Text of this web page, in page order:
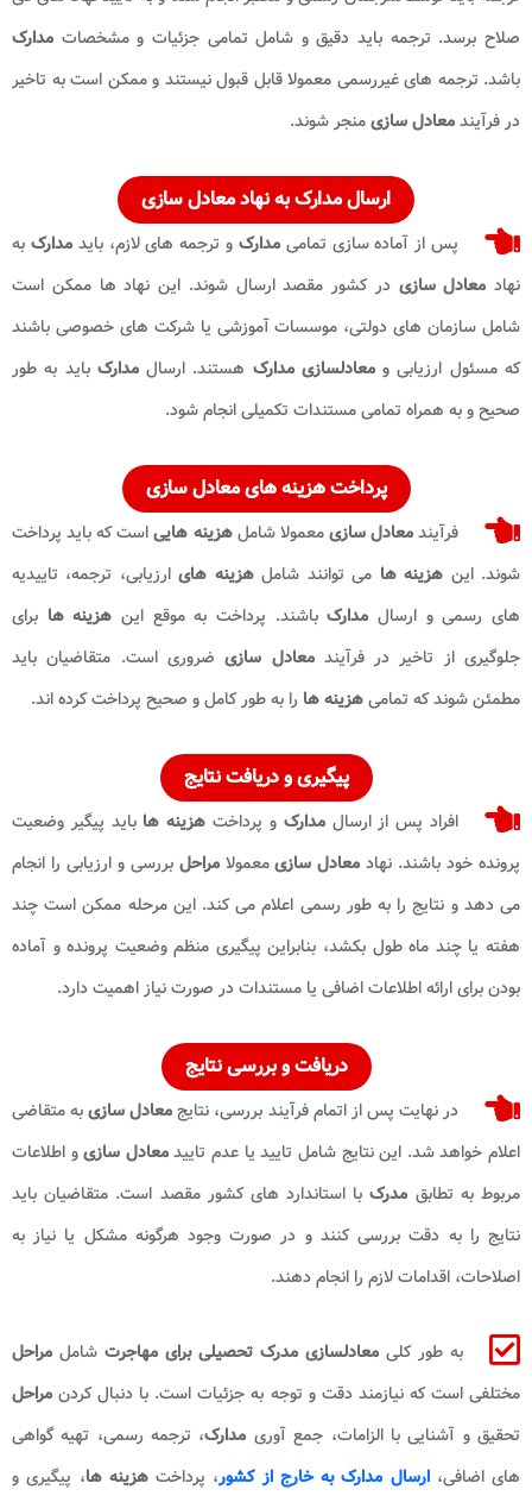
صلاح برسد. ترجمه باید دقیق و شامل تمامی جزئیات و مشخصات مدارک
باشد. ترجمه ‌های غیررسمی معمولا قابل قبول نیستند و ممکن است به تاخیر
در فرآیندمعادل ‌سازیمنجر شوند.
ارسال مدارک به نهاد معادل ‌سازی
پس از آماده ‌سازی تمامیمدارک و ترجمه ‌های لازم، بایدمدارک به
نهاد معادل ‌سازیدر کشور مقصد ارسال شوند. این نهاد ها ممکن است
شامل سازمان ‌های دولتی، موسسات آموزشی یا شرکت‌ های خصوصی باشند
که مسئول ارزیابی ومعادلسازی مدارک هستند. ارسالمدارکباید به ‌طور
صحیح و به همراه تمامی مستندات تکمیلی انجام شود.
پرداخت هزینه ‌های معادل ‌سازی
فرآیندمعادل‌ سازیمعمولا شاملهزینه ‌هاییاست که باید پرداخت
شوند. این هزینه‌ ها می ‌توانند شاملهزینه ‌هایارزیابی، ترجمه، تاییدیه
‌های رسمی و ارسال مدارکباشند. پرداخت به موقع این هزینه ‌ها برای
جلوگیری از تاخیر در فرآیندمعادل‌ سازیضروری است. متقاضیان باید
مطمئن شوند که تمامیهزینه ‌ها را به‌ طور کامل و صحیح پرداخت کرده‌ اند.
پیگیری و دریافت نتایج
افراد پس از ارسالمدارکو پرداخت هزینه ‌هاباید پیگیر وضعیت
پرونده خود باشند. نهاد معادل‌ سازیمعمولامراحلبررسی و ارزیابی را انجام
می ‌دهد و نتایج را به ‌طور رسمی اعلام می‌ کند. این مرحله ممکن است چند
هفته یا چند ماه طول بکشد، بنابراین پیگیری منظم وضعیت پرونده و آماده
بودن برای ارائه اطلاعات اضافی یا مستندات در صورت نیاز اهمیت دارد.
دریافت و بررسی نتایج
در نهایت پس از اتمام فرآیند بررسی، نتایجمعادل ‌سازیبه متقاضی
اعلام خواهد شد. این نتایج شامل تایید یا عدم تاییدمعادل ‌سازیو اطلاعات
مربوط به تطابق مدرک با استاندارد های کشور مقصد است. متقاضیان باید
نتایج را به دقت بررسی کنند و در صورت وجود هرگونه مشکل یا نیاز به
اصلاحات، اقدامات لازم را انجام دهند.
به طور کلی معادلسازی مدرک تحصیلی برای مهاجرت شامل مراحل
مختلفی است که نیازمند دقت و توجه به جزئیات است. با دنبال کردن مراحل
تحقیق و آشنایی با الزامات، جمع‌ آوری مدارک، ترجمه رسمی، تهیه گواهی‌
های اضافی،ارسال مدارک به خارج از کشور، پرداختهزینه‌ ها، پیگیری و